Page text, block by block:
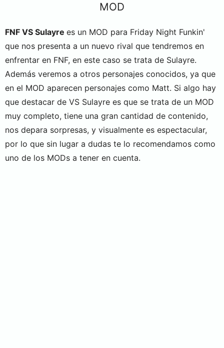
MOD
FNF VS Sulayre es un MOD para Friday Night Funkin'
que nos presenta a un nuevo rival que tendremos en
enfrentar en FNF, en este caso se trata de Sulayre.
Además veremos a otros personajes conocidos, ya que
en el MOD aparecen personajes como Matt. Si algo hay
que destacar de VS Sulayre es que se trata de un MOD
muy completo, tiene una gran cantidad de contenido,
nos depara sorpresas, y visualmente es espectacular,
por lo que sin lugar a dudas te lo recomendamos como
uno de los MODs a tener en cuenta.